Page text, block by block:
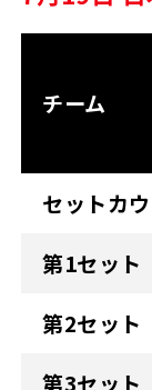
チーム
セットカ
第1セット
第2セット
第3セット